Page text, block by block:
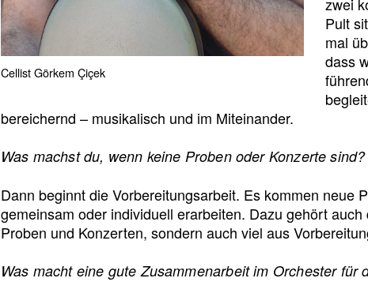
Cellist Görkem Çiçek
Pult
mal
dass
bereichernd – musikalisch und im Miteinander.
Was machst du, wenn keine Proben oder Konzerte sind?
Dann beginnt die Vorbereitungsarbeit. Es kommen neue
gemeinsam oder individuell erarbeiten. Dazu gehört
Proben und Konzerten, sondern auch viel aus
Was macht eine gute Zusammenarbeit im Orchester für